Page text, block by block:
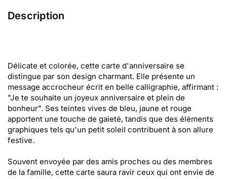
Description
Délicate et colorée, cette carte d'anniversaire se
distingue par son design charmant. Elle présente un
message accrocheur écrit en belle calligraphie, affirmant :
"Je te souhaite un joyeux anniversaire et plein de
bonheur". Ses teintes vives de bleu, jaune et rouge
apportent une touche de gaieté, tandis que des éléments
graphiques tels qu'un petit soleil contribuent à son allure
festive.
Souvent envoyée par des amis proches ou des membres
de la famille, cette carte saura ravir ceux qui ont envie de